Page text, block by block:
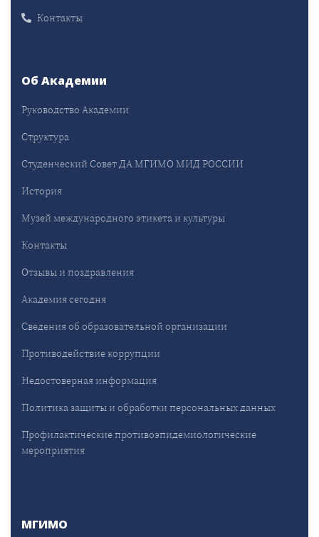
Контакты
Об Академии
Руководство Академии
Структура
Студенческий Совет ДА МГИМО МИД РОССИИ
История
Музей международного этикета и культуры
Контакты
Отзывы и поздравления
Академия сегодня
Сведения об образовательной организации
Противодействие коррупции
Недостоверная информация
Политика защиты и обработки персональных данных
Профилактические противоэпидемиологические
мероприятия
МГИМО